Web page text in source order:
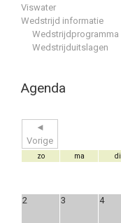
Viswater
Wedstrijd informatie
Wedstrijdprogramma
Wedstrijduitslagen
Agenda
◄
Vorige
zo ma di
2 3 4